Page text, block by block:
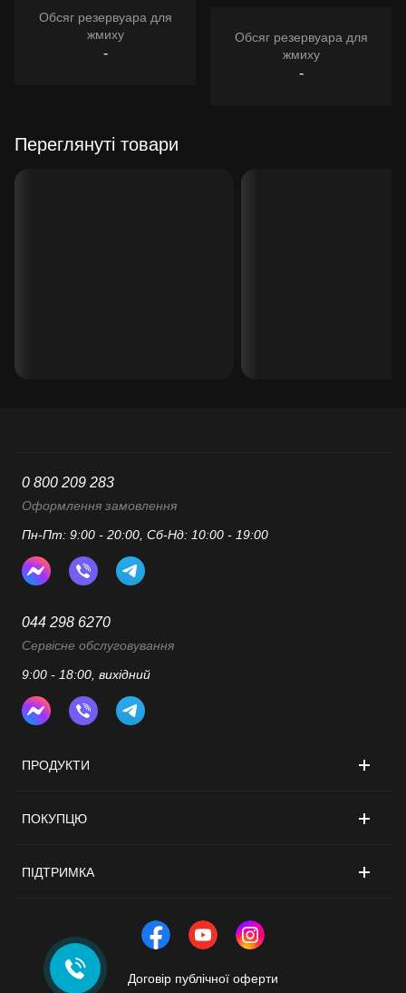
Обсяг резервуара для
жмиху
-
Обсяг резервуара для
жмиху
-
Переглянуті товари
ПРОДУКТИ
ПОКУПЦЮ
ПІДТРИМКА
0 800 209 283
Оформлення замовлення
Пн-Пт: 9:00 - 20:00, Сб-Нд: 10:00 - 19:00
044 298 6270
Сервісне обслуговування
9:00 - 18:00, вихідний
Договір публічної оферти